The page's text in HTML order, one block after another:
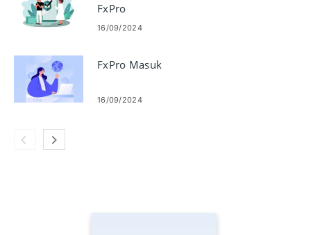
FxPro
16/09/2024
FxPro Masuk
16/09/2024